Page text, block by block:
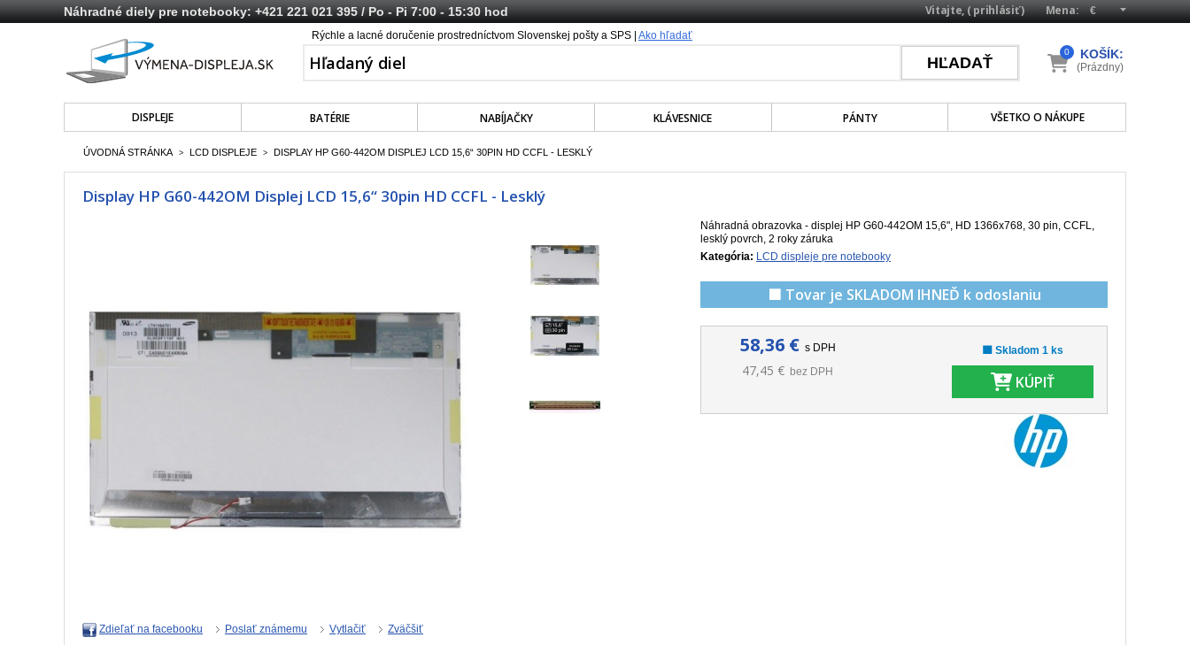
Náhradné diely pre notebooky:+421 221 021 395/ Po - Pi 7:00 - 15:30 hod Mena:
Vitajte, (prihlásiť)
Rýchle a lacné doručenie prostredníctvom Slovenskej pošty a SPS | Ako hľadať
DISPLEJE BATÉRIE NABÍJAČKY KLÁVESNICE PÁNTY VŠETKO O NÁKUPE
KOŠÍK:
0
(Prázdny)
ÚVODNÁ STRÁNKA > LCD DISPLEJE > DISPLAY HP G60-442OM DISPLEJ LCD 15,6“ 30PIN HD CCFL - LESKLÝ
Display HP G60-442OM Displej LCD 15,6“ 30pin HD CCFL - Lesklý
Náhradná obrazovka - displej HP G60-442OM 15,6", HD 1366x768, 30 pin, CCFL,
lesklý povrch, 2 roky záruka
Kategória: LCD displeje pre notebooky
🟩 Tovar je SKLADOM IHNEĎ k odoslaniu
58,36 € s DPH
47,45 € bez DPH
🟩 Skladom 1 ks
KÚPIŤ
Zdieľať na facebooku Poslať známemu Vytlačiť Zväčšiť